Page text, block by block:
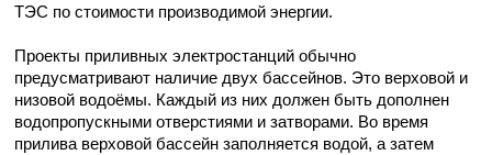
ТЭС по стоимости производимой энергии.
Проекты приливных электростанций обычно
предусматривают наличие двух бассейнов. Это верховой и
низовой водоёмы. Каждый из них должен быть дополнен
водопропускными отверстиями и затворами. Во время
прилива верховой бассейн заполняется водой, а затем